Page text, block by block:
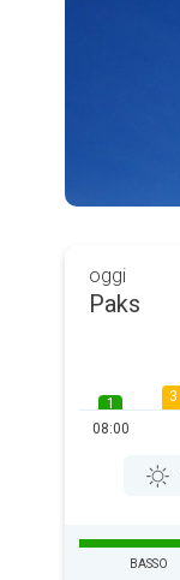
oggi
Paks
1
08:00
3
BASSO